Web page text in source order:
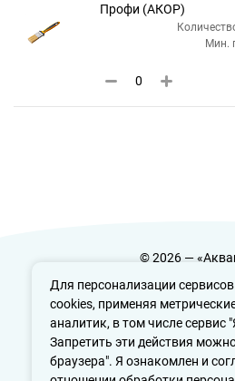
Для персонализации
cookies, применяя
аналитик, в том числе сервис
Запретить эти действия
браузера". Я ознакомлен и
Профи (АКОР)
Мин.
© 2026 —
Политика